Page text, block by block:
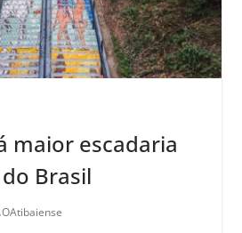
maior escadaria
Brasil
OAtibaiense